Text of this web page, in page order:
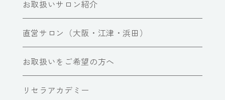
お取扱いサロン紹介
直営サロン（大阪・江津・浜田）
お取扱いをご希望の方へ
リセラアカデミー